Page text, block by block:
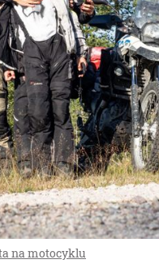
na motocyklu